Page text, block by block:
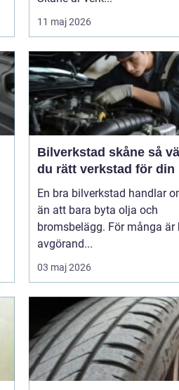
11 maj 2026
Bilverkstad skåne så väljer
du rätt verkstad för din
En bra bilverkstad handlar
än att bara byta olja och
bromsbelägg. För många är
avgörand...
03 maj 2026